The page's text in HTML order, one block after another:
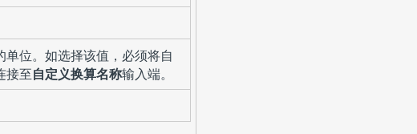
单位。如选择该值，必须将自
接至自定义换算名称输入端。